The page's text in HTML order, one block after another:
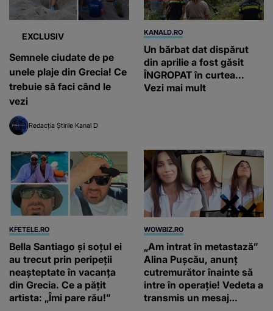
EXCLUSIV
Semnele ciudate de pe
unele plaje din Grecia! Ce
trebuie să faci când le
vezi
Redacția Știrile Kanal D
KANALD.RO
Un bărbat dat dispărut
din aprilie a fost găsit
ÎNGROPAT în curtea...
Vezi mai mult
KFETELE.RO
Bella Santiago și soțul ei
au trecut prin peripeții
neașteptate în vacanța
din Grecia. Ce a pățit
artista: „Îmi pare rău!”
WOWBIZ.RO
„Am intrat în metastază”
Alina Pușcău, anunț
cutremurător înainte să
intre în operație! Vedeta a
transmis un mesaj